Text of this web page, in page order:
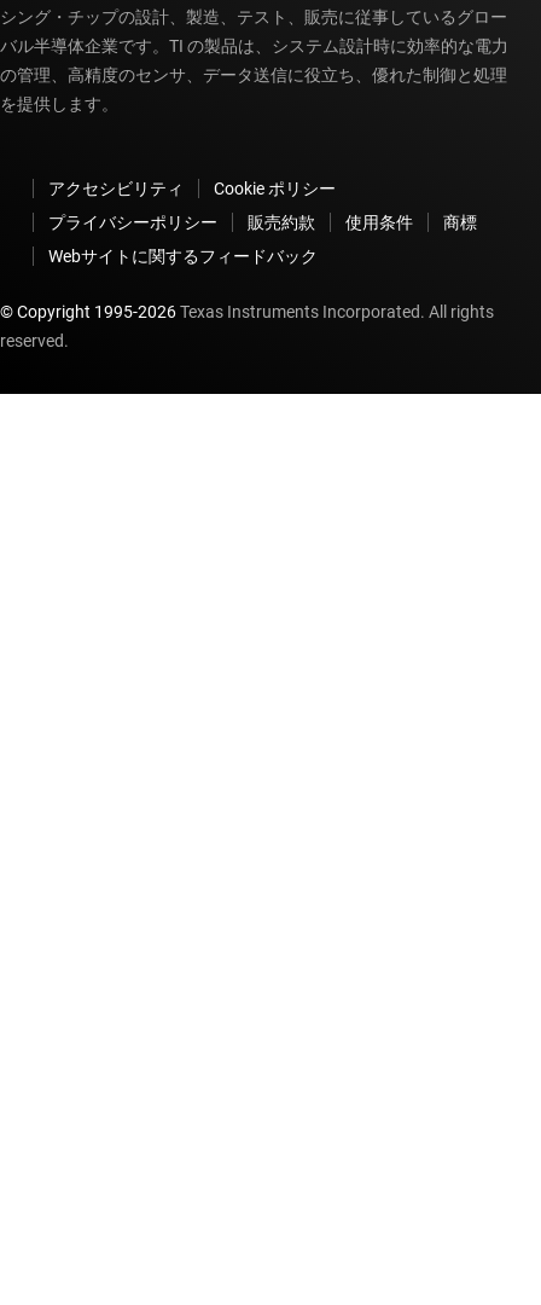
シング・チップの設計、製造、テスト、販売に従事しているグロー
バル半導体企業です。TI の製品は、システム設計時に効率的な電力
の管理、高精度のセンサ、データ送信に役立ち、優れた制御と処理
を提供します。
アクセシビリティ
Cookie ポリシー
プライバシーポリシー
販売約款 使用条件
商標
Webサイトに関するフィードバック
© Copyright 1995-2026Texas Instruments Incorporated. All rights
reserved.